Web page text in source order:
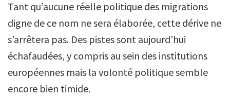
Tant qu’aucune réelle politique des migrations
digne de ce nom ne sera élaborée, cette dérive ne
s’arrêtera pas. Des pistes sont aujourd’hui
échafaudées, y compris au sein des institutions
européennes mais la volonté politique semble
encore bien timide.